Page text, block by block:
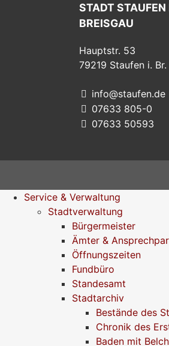
STADT STAUFEN
BREISGAU
Hauptstr. 53
79219 Staufen i. Br.
info@staufen.de
07633 805-0
07633 50593
Service & Verwaltung
Stadtverwaltung
Bürgermeister
Ämter &
Öffnungszeiten
Fundbüro
Standesamt
Stadtarchiv
Bestände des
Chronik des
Baden mit